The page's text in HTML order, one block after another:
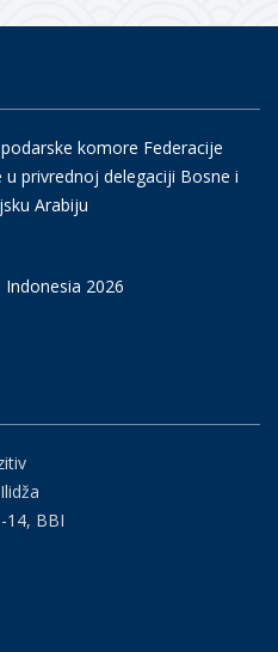
komore Federacije
privrednoj delegaciji Bosne i
Arabiju
Indonesia 2026
14, BBI